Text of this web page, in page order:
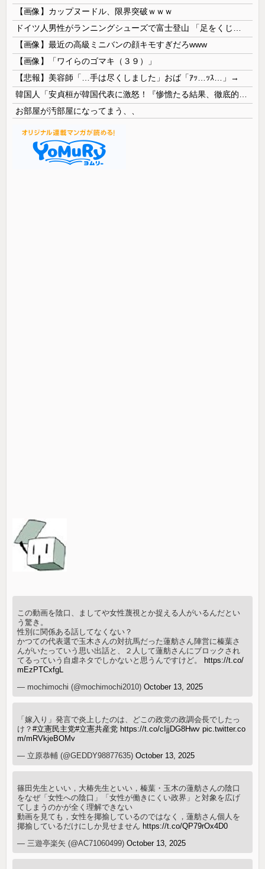
【画像】カップヌードル、限界突破ｗｗｗ
【画像】最近の高級ミニバンの顔キモすぎだろwww
【画像】「ワイらのゴマキ（３９）」
【悲報】美容師「…手は尽くしました」おば「ｱｯ…ｯｽ…」→
お部屋が汚部屋になってまう、、
この動画を陰口、ましてや女性蔑視とか捉える人がいるんだとい
う驚き。
性別に関係ある話してなくない？
かつての代表選で玉木さんの対抗馬だった蓮舫さん陣営に榛葉さ
んがいたっていう思い出話と、２人して蓮舫さんにブロックされ
てるっていう自虐ネタでしかないと思うんですけど。 https://t.co/
mEzPTCxfgL
— mochimochi (@mochimochi2010)October 13, 2025
「嫁入り」発言で炎上したのは、どこの政党の政調会長でしたっ
け？#立憲民主党#立憲共産党 https://t.co/cIjjDG8Hwv pic.twitter.co
m/mRVkjeBOMv
— 立原恭輔 (@GEDDY98877635)October 13, 2025
篠田先生といい，大椿先生といい，榛葉・玉木の蓮舫さんの陰口
をなぜ「女性への陰口」「女性が働きにくい政界」と対象を広げ
てしまうのかが全く理解できない
動画を見ても，女性を揶揄しているのではなく，蓮舫さん個人を
揶揄しているだけにしか見せません https://t.co/QP79rOx4D0
— 三遊亭楽矢 (@AC71060499)October 13, 2025